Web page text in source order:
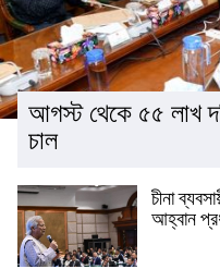
আগস্ট থেকে ৫৫ লাখ
চাল
চীনা
আহ্বান